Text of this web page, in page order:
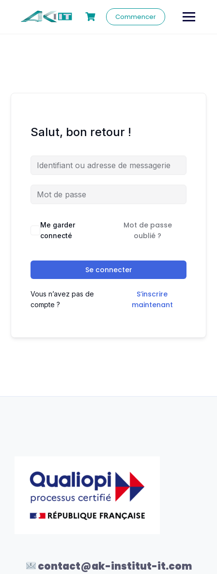
Commencer
Salut, bon retour !
Me garder
connecté
Mot de passe
oublié ?
Se connecter
Vous n’avez pas de
compte ?
S’inscrire
maintenant
contact@ak-institut-it.com